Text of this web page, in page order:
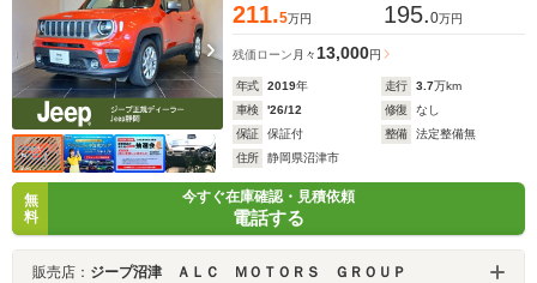
211.5万円 195.0万円
残価ローン 月々13,000円
年式 2019年 走行 3.7万km
車検
'26/12 修復
なし
保証
保証付 整備
法定整備無
住所
静岡県沼津市
無
料
今すぐ在庫確認・見積依頼
電話する
販売店： ジープ沼津 ＡＬＣ ＭＯＴＯＲＳ ＧＲＯＵＰ